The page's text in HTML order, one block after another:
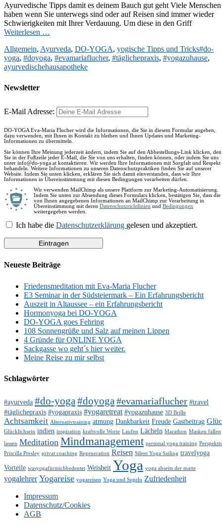
Ayurvedische Tipps damit es deinem Bauch gut geht Viele Menschen
haben wenn Sie unterwegs sind oder auf Reisen sind immer wieder
Schwierigkeiten mit Ihrer Verdauung. Um diese in den Griff
Weiterlesen …
Kategorien
Allgemein, Ayurveda, DO-YOGA, yogische Tipps und Tricks#do-
yoga, #doyoga, #evamariaflucher, #täglichepraxis, #yogazuhause,
ayurvedischehausapotheke
Newsletter
E-Mail Adresse:
DO-YOGA Eva-Maria Flucher wird die Informationen, die Sie in diesem Formular angeben,
dazu verwenden, mit Ihnen in Kontakt zu bleiben und Ihnen Updates und Marketing-
Informationen zu übermitteln.
Sie können Ihre Meinung jederzeit ändern, indem Sie auf den Abbestellungs-Link klicken, den
Sie in der Fußzeile jeder E-Mail, die Sie von uns erhalten, finden können, oder indem Sie uns
unter info@do-yoga.at kontaktieren. Wir werden Ihre Informationen mit Sorgfalt und Respekt
behandeln. Weitere Informationen zu unseren Datenschutzpraktiken finden Sie auf unserer
Website. Indem Sie unten klicken, erklären Sie sich damit einverstanden, dass wir Ihre
Informationen in Übereinstimmung mit diesen Bedingungen verarbeiten dürfen.
Wir verwenden MailChimp als unsere Plattform zur Marketing-Automatisierung.
Indem Sie unten zur Absendung dieses Formulars klicken, bestätigen Sie, dass die
von Ihnen angegebenen Informationen an MailChimp zur Verarbeitung in
Übereinstimmung mit deren Datenschutzrichtlinien und Bedingungen
weitergegeben werden.
Ich habe die Datenschutzerklärung gelesen und akzeptiert.
Neueste Beiträge
Friedensmeditation mit Eva-Maria Flucher
E3 Seminar in der Südsteiermark – Ein Erfahrungsbericht
Auszeit in Altaussee – ein Erfahrungsbericht
Hormonyoga bei DO-YOGA
DO-YOGA goes Fehring
108 Sonnengrüße und Salz auf meinen Lippen
4 Gründe für ONLINE YOGA
Sackgasse wo geht´s hier weiter.
Meine Reise zu mir selbst
Schlagwörter
#ayurveda #do-yoga#doyoga#evamariaflucher #travel
#täglichepraxis #yogapraxis #yogaretreat #yogazuhause 3D Brille
Achtsamkeit Alternativtraining atmung Dankbarkeit Freude Gastbeitrag
Glücklichsein indien inspiration kraftvolle Worte Laufen Lächeln Marathon Masken fallen
lassen Meditation Mindmanagement personal yoga training
Priscilla Presley privat coaching Regeneration Reisen Silent Yoga Sailing travelyoga
Vorteile wasyogafürmichbedeutet Weisheit Yoga yoga abseits der matte
yogalehrer Yogareise yogareisen Yoga und Segeln Zufriedenheit
Impressum
Datenschutz/Cookies
AGB